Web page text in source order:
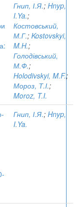
Гнип, І.Я.; Hnyp,
I.Ya.;
Костовський,
М.Г.; Kostovskyi,
M.H.;
Голодівський,
М.Ф.;
Holodivskyi, M.F.;
Мороз, Т.І.;
Moroz, T.I.
Гнип, І.Я.; Hnyp,
I.Ya.